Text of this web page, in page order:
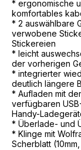
* ergonomische
komfortables
* 2 auswählbare
verwobene
Stickereien
* leicht
der vorherigen
* integrierter
deutlich längere
* Aufladen mit
verfügbaren
Handy-
* Überlade- und
* Klinge mit
Scherblatt